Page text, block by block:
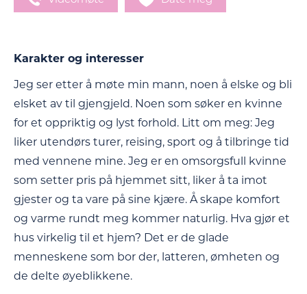
Karakter og interesser
Jeg ser etter å møte min mann, noen å elske og bli
elsket av til gjengjeld. Noen som søker en kvinne
for et oppriktig og lyst forhold. Litt om meg: Jeg
liker utendørs turer, reising, sport og å tilbringe tid
med vennene mine. Jeg er en omsorgsfull kvinne
som setter pris på hjemmet sitt, liker å ta imot
gjester og ta vare på sine kjære. Å skape komfort
og varme rundt meg kommer naturlig. Hva gjør et
hus virkelig til et hjem? Det er de glade
menneskene som bor der, latteren, ømheten og
de delte øyeblikkene.